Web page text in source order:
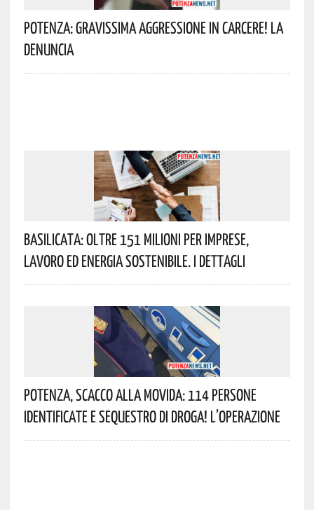
Potenza: Gravissima Aggressione In Carcere! La
Denuncia
Basilicata: Oltre 151 Milioni Per Imprese,
Lavoro Ed Energia Sostenibile. I Dettagli
Potenza, Scacco Alla Movida: 114 Persone
Identificate E Sequestro Di Droga! L’operazione